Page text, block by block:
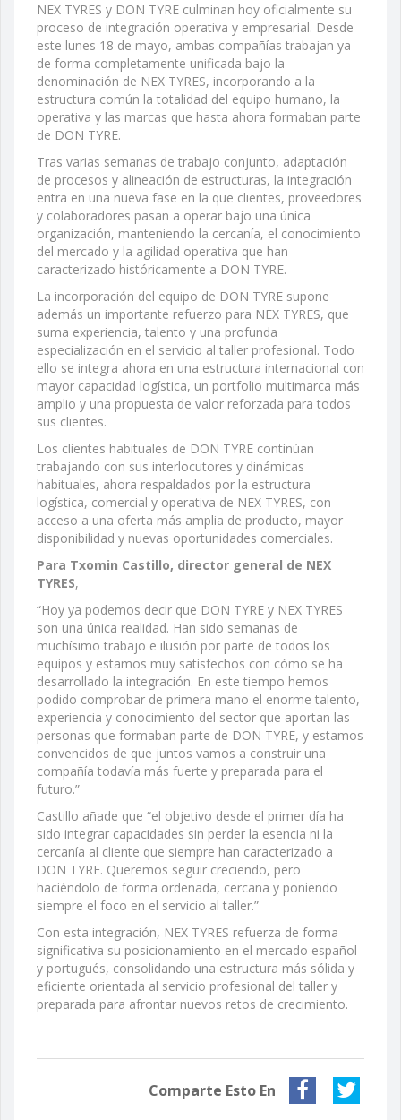
NEX TYRES y DON TYRE culminan hoy oficialmente su
proceso de integración operativa y empresarial. Desde
este lunes 18 de mayo, ambas compañías trabajan ya
de forma completamente unificada bajo la
denominación de NEX TYRES, incorporando a la
estructura común la totalidad del equipo humano, la
operativa y las marcas que hasta ahora formaban parte
de DON TYRE.
Tras varias semanas de trabajo conjunto, adaptación
de procesos y alineación de estructuras, la integración
entra en una nueva fase en la que clientes, proveedores
y colaboradores pasan a operar bajo una única
organización, manteniendo la cercanía, el conocimiento
del mercado y la agilidad operativa que han
caracterizado históricamente a DON TYRE.
La incorporación del equipo de DON TYRE supone
además un importante refuerzo para NEX TYRES, que
suma experiencia, talento y una profunda
especialización en el servicio al taller profesional. Todo
ello se integra ahora en una estructura internacional con
mayor capacidad logística, un portfolio multimarca más
amplio y una propuesta de valor reforzada para todos
sus clientes.
Los clientes habituales de DON TYRE continúan
trabajando con sus interlocutores y dinámicas
habituales, ahora respaldados por la estructura
logística, comercial y operativa de NEX TYRES, con
acceso a una oferta más amplia de producto, mayor
disponibilidad y nuevas oportunidades comerciales.
Para Txomin Castillo, director general de NEX
TYRES,
“Hoy ya podemos decir que DON TYRE y NEX TYRES
son una única realidad. Han sido semanas de
muchísimo trabajo e ilusión por parte de todos los
equipos y estamos muy satisfechos con cómo se ha
desarrollado la integración. En este tiempo hemos
podido comprobar de primera mano el enorme talento,
experiencia y conocimiento del sector que aportan las
personas que formaban parte de DON TYRE, y estamos
convencidos de que juntos vamos a construir una
compañía todavía más fuerte y preparada para el
futuro.”
Castillo añade que “el objetivo desde el primer día ha
sido integrar capacidades sin perder la esencia ni la
cercanía al cliente que siempre han caracterizado a
DON TYRE. Queremos seguir creciendo, pero
haciéndolo de forma ordenada, cercana y poniendo
siempre el foco en el servicio al taller.”
Con esta integración, NEX TYRES refuerza de forma
significativa su posicionamiento en el mercado español
y portugués, consolidando una estructura más sólida y
eficiente orientada al servicio profesional del taller y
preparada para afrontar nuevos retos de crecimiento.
Comparte Esto En